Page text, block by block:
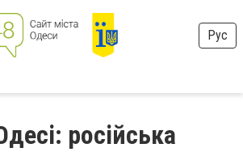
Рус
російська